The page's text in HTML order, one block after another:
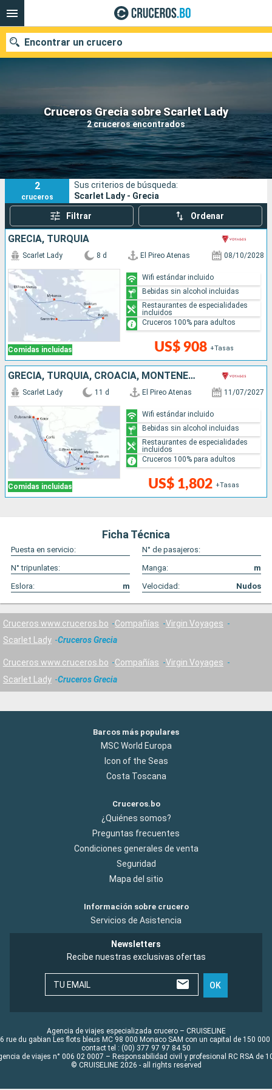
Cruceros Grecia sobre Scarlet Lady
2 cruceros encontrados
Encontrar un crucero
Nuestros destinos
Fecha de salida
Puertos Compañías
Buscar
2
cruceros
Sus criterios de búsqueda:
Scarlet Lady - Grecia
Filtrar Ordenar
GRECIA, TURQUÍA
Comidas incluidas
Scarlet Lady 8 d El Pireo Atenas 08/10/2028
US$ 908 +Tasas
Wifi estándar incluido
Bebidas sin alcohol incluidas
Restaurantes de especialidades
incluidos
Cruceros 100% para adultos
GRECIA, TURQUÍA, CROACIA, MONTENEGRO
Comidas incluidas
Scarlet Lady 11 d El Pireo Atenas 11/07/2027
US$ 1,802 +Tasas
Wifi estándar incluido
Bebidas sin alcohol incluidas
Restaurantes de especialidades
incluidos
Cruceros 100% para adultos
Ficha Técnica
Puesta en servicio:
N° de pasajeros:
N° tripunlates:
Manga:
m
Eslora:
m Velocidad: Nudos
Cruceros www.cruceros.bo Compañías
Virgin Voyages
Scarlet Lady
Cruceros Grecia
Cruceros www.cruceros.bo Compañías
Virgin Voyages
Scarlet Lady
Cruceros Grecia
Barcos más populares
MSC World Europa
Icon of the Seas
Costa Toscana
Cruceros.bo
¿Quiénes somos?
Preguntas frecuentes
Condiciones generales de venta
Seguridad
Mapa del sitio
Información sobre crucero
Servicios de Asistencia
Newsletters
Recibe nuestras exclusivas ofertas
TU EMAIL OK
Agencia de viajes especializada crucero – CRUISELINE
rue du gabian Les flots bleus MC 98 000 Monaco SAM con un capital de 150 000
contact tel : (00) 377 97 97 84 50
de viajes n° 006 02 0007 – Responsabilidad civil y profesional RC RSA de
© CRUISELINE 2026 - all rights reserved